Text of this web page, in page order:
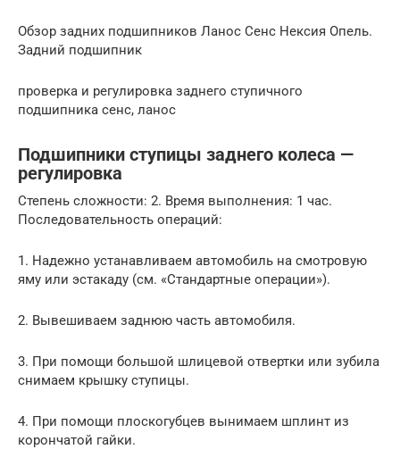
Обзор задних подшипников Ланос Сенс Нексия Опель.
Задний подшипник
проверка и регулировка заднего ступичного
подшипника сенс, ланос
Подшипники ступицы заднего колеса —
регулировка
Степень сложности: 2. Время выполнения: 1 час.
Последовательность операций:
1. Надежно устанавливаем автомобиль на смотровую
яму или эстакаду (см. «Стандартные операции»).
2. Вывешиваем заднюю часть автомобиля.
3. При помощи большой шлицевой отвертки или зубила
снимаем крышку ступицы.
4. При помощи плоскогубцев вынимаем шплинт из
корончатой гайки.